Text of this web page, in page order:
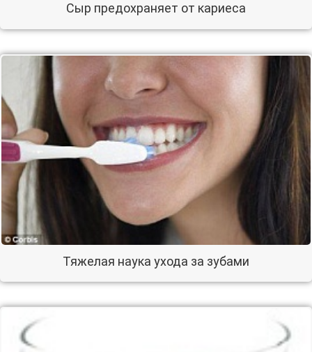
Сыр предохраняет от кариеса
Тяжелая наука ухода за зубами